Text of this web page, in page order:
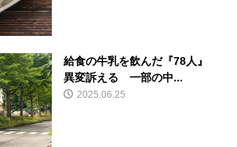
給食の牛乳を飲んだ『78人』
異変訴える 一部の中...
2025.06.25